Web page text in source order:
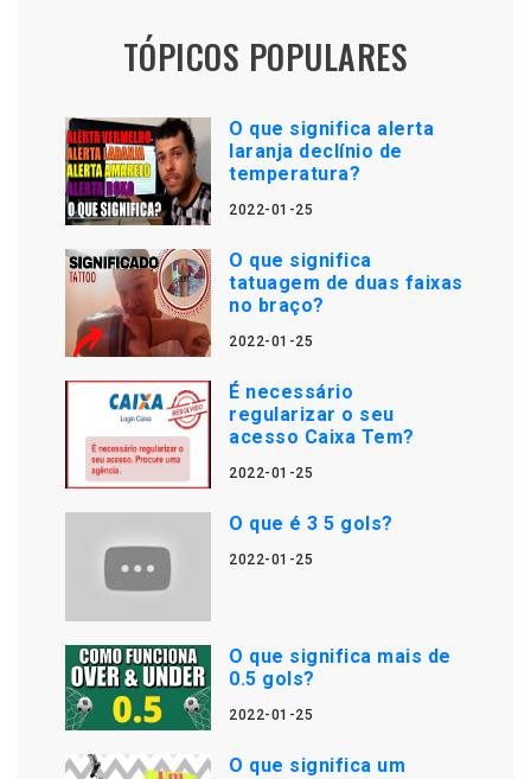
TÓPICOS POPULARES
O que significa alerta
laranja declínio de
temperatura?
2022-01-25
O que significa
tatuagem de duas faixas
no braço?
2022-01-25
É necessário
regularizar o seu
acesso Caixa Tem?
2022-01-25
O que é 3 5 gols?
2022-01-25
O que significa mais de
0.5 gols?
2022-01-25
O que significa um